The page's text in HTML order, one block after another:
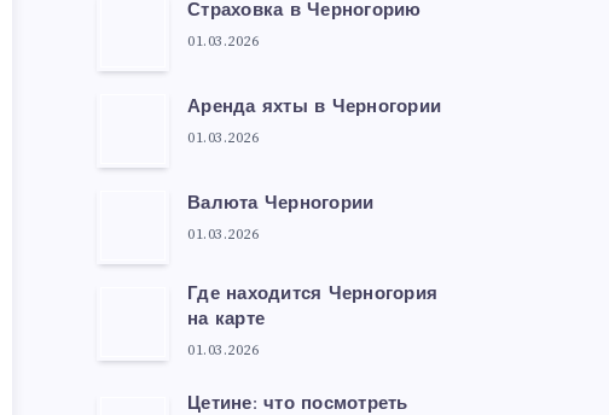
Страховка в Черногорию
01.03.2026
Аренда яхты в Черногории
01.03.2026
Валюта Черногории
01.03.2026
Где находится Черногория
на карте
01.03.2026
Цетине: что посмотреть